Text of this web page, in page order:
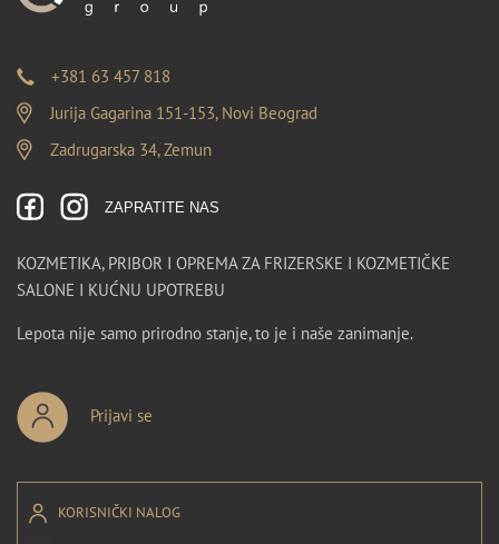
+381 63 457 818
Jurija Gagarina 151-153, Novi Beograd
Zadrugarska 34, Zemun
ZAPRATITE NAS
KOZMETIKA, PRIBOR I OPREMA ZA FRIZERSKE I KOZMETIČKE
SALONE I KUĆNU UPOTREBU
Lepota nije samo prirodno stanje, to je i naše zanimanje.
Prijavi se
KORISNIČKI NALOG